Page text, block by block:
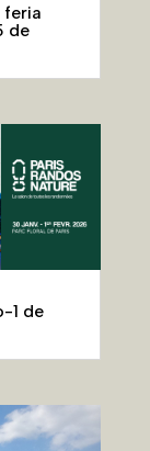
feria
de
1 de